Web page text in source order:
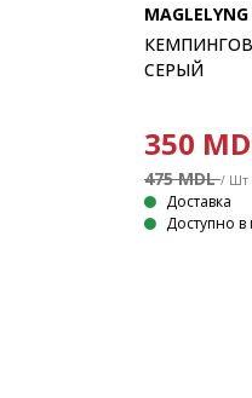
MAGLELYNG
СЕРЫЙ
350
475 MDL/ Шт
Доставка
Доступно в